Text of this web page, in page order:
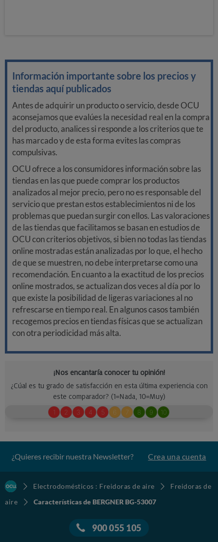
Información importante sobre los precios y
tiendas aquí publicados
Antes de adquirir un producto o servicio, desde OCU
aconsejamos que evalúes la necesidad real en la compra
del producto, analices si responde a los criterios que te
has marcado y de esta forma evites las compras
compulsivas.
OCU ofrece a los consumidores información sobre las
tiendas en las que puede comprar los productos
analizados al mejor precio, pero no es responsable del
servicio que prestan estos establecimientos ni de los
problemas que puedan surgir con ellos. Las valoraciones
de las tiendas que facilitamos se basan en estudios de
OCU con criterios objetivos, si bien no todas las tiendas
online mostradas están analizadas por lo que, el hecho
de que se muestren, no debe interpretarse como una
recomendación. En cuanto a la exactitud de los precios
online mostrados, se actualizan dos veces al día por lo
que existe la posibilidad de ligeras variaciones al no
refrescarse en tiempo real. En algunos casos también
recogemos precios en tiendas físicas que se actualizan
con otra periodicidad más alta.
¿Quieres recibir nuestra Newsletter? Crea una cuenta
Electrodomésticos : Freidoras de aire
Freidoras de
aire
Características de BERGNER BG-53007
900 055 105